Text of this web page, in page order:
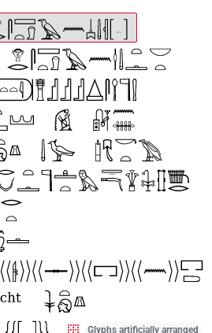
Glyphs artificially arranged